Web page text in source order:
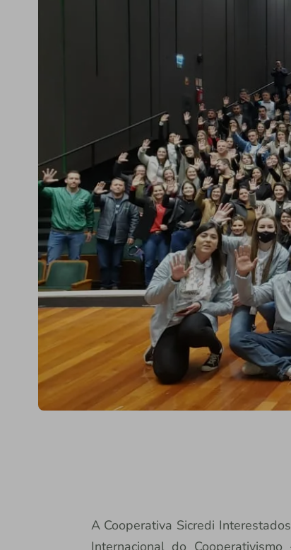
A Cooperativa Sicredi
Internacional do